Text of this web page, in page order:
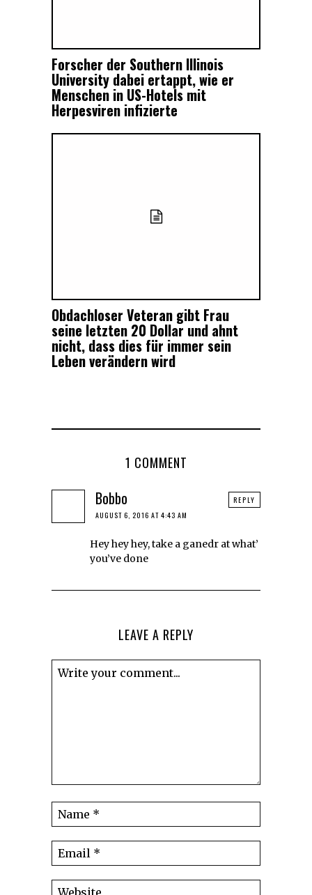
Forscher der Southern Illinois
University dabei ertappt, wie er
Menschen in US-Hotels mit
Herpesviren infizierte
Obdachloser Veteran gibt Frau
seine letzten 20 Dollar und ahnt
nicht, dass dies für immer sein
Leben verändern wird
1 COMMENT
Bobbo
AUGUST 6, 2016 AT 4:43 AM
Hey hey hey, take a ganedr at what’
you’ve done
REPLY
LEAVE A REPLY